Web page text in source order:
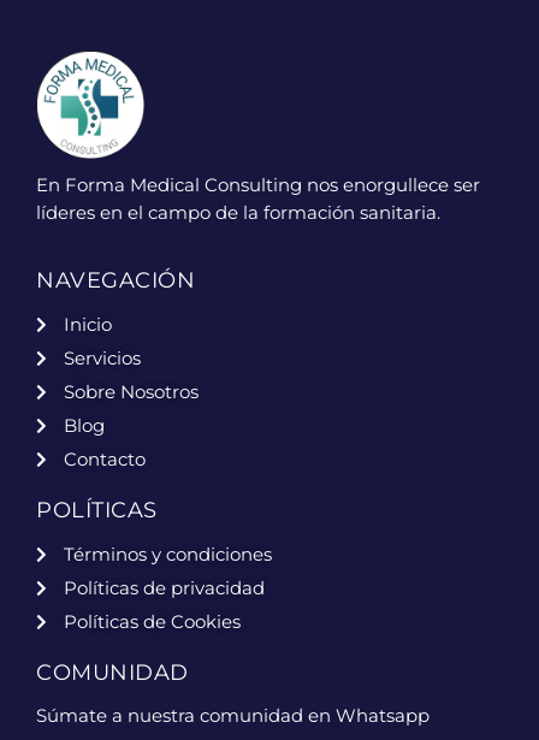
En Forma Medical Consulting nos enorgullece ser
líderes en el campo de la formación sanitaria.
NAVEGACIÓN
Inicio
Servicios
Sobre Nosotros
Blog
Contacto
POLÍTICAS
Términos y condiciones
Políticas de privacidad
Políticas de Cookies
COMUNIDAD
Súmate a nuestra comunidad en Whatsapp